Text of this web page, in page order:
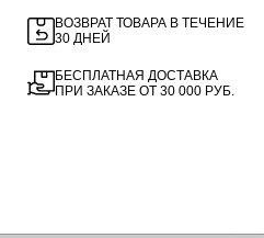
ВОЗВРАТ ТОВАРА В ТЕЧЕНИЕ
30 ДНЕЙ
БЕСПЛАТНАЯ ДОСТАВКА
ПРИ ЗАКАЗЕ ОТ 30 000 РУБ.